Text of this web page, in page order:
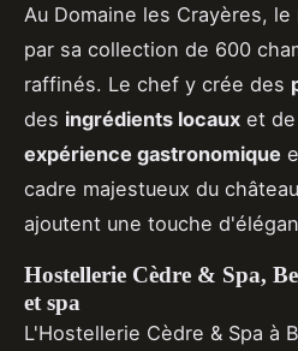
Au Domaine les Crayères,
par sa collection de 600
raffinés. Le chef y crée des
des ingrédients locaux et
expérience gastronomique
cadre majestueux du
ajoutent une touche
Hostellerie Cèdre & Spa,
et spa
L'Hostellerie Cèdre & Spa à